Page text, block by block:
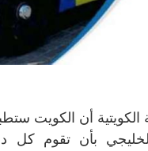
أن الكويت
بأن تقوم كل